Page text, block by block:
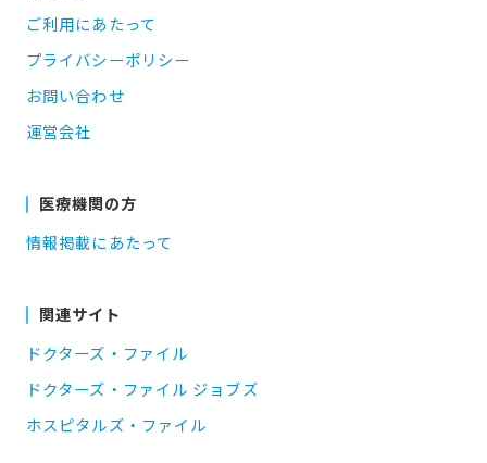
ご利用にあたって
プライバシーポリシー
お問い合わせ
運営会社
医療機関の方
情報掲載にあたって
関連サイト
ドクターズ・ファイル
ドクターズ・ファイル ジョブズ
ホスピタルズ・ファイル